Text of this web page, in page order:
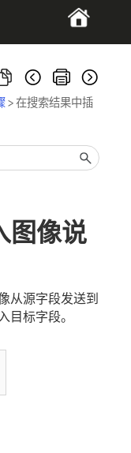
>在搜索结果中插
图像说
从源字段发送到
目标字段。